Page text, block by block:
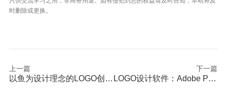
时删除或更换。
上一篇
以鱼为设计理念的LOGO创意思路
下一篇
LOGO设计软件：Adobe Photoshop比较方便